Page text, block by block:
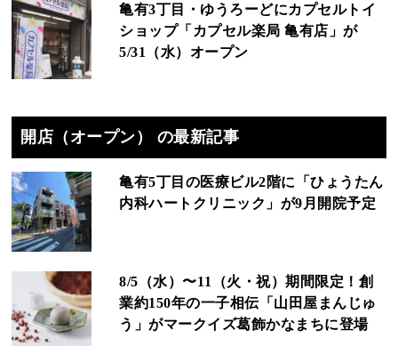
亀有3丁目・ゆうろーどにカプセルトイ
ショップ「カプセル楽局 亀有店」が
5/31（水）オープン
開店（オープン） の最新記事
亀有5丁目の医療ビル2階に「ひょうたん
内科ハートクリニック」が9月開院予定
8/5（水）〜11（火・祝）期間限定！創
業約150年の一子相伝「山田屋まんじゅ
う」がマークイズ葛飾かなまちに登場